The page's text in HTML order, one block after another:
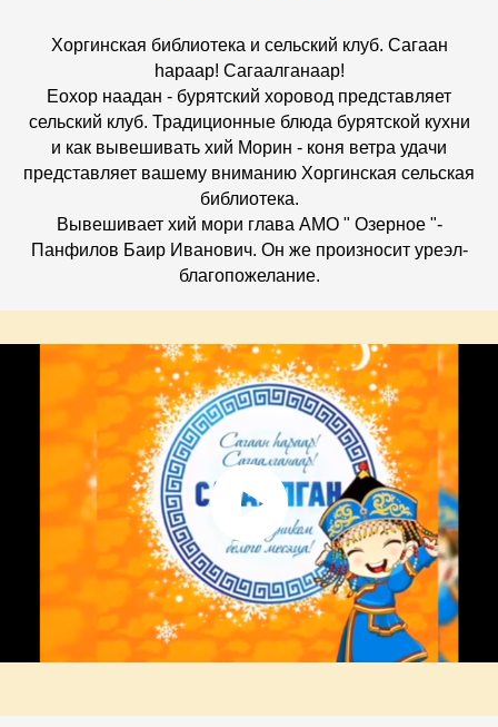
Хоргинская библиотека и сельский клуб. Сагаан
hараар! Сагаалганаар!
Еохор наадан - бурятский хоровод представляет
сельский клуб. Традиционные блюда бурятской кухни
и как вывешивать хий Морин - коня ветра удачи
представляет вашему вниманию Хоргинская сельская
библиотека.
Вывешивает хий мори глава АМО " Озерное "-
Панфилов Баир Иванович. Он же произносит уреэл-
благопожелание.